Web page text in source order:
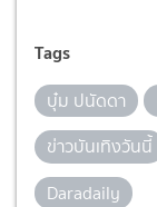
Tags
บุ๋ม ปนัดดา
ข่าวบันเทิงวันนี้
Daradaily